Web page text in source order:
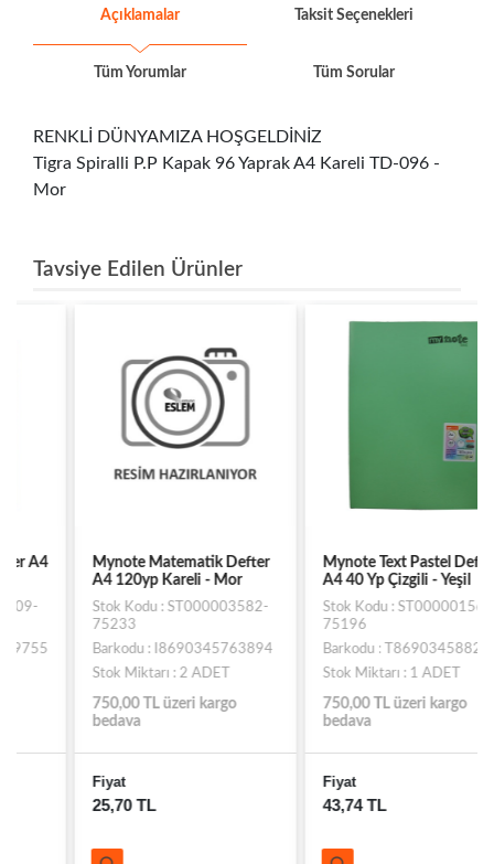
Açıklamalar Taksit Seçenekleri
Tüm Yorumlar Tüm Sorular
RENKLİ DÜNYAMIZA HOŞGELDİNİZ
Tigra Spiralli P.P Kapak 96 Yaprak A4 Kareli TD-096 -
Mor
Tavsiye Edilen Ürünler
Mynote Matematik Defter
A4 120yp Kareli - Mor
Stok Kodu : ST000003582-
Barkodu : I8690345763894
Stok Miktarı : 2 ADET
750,00 TL üzeri kargo
25,70 TL
Mynote Text Pastel Defter
A4 40 Yp Çizgili - Yeşil
Stok Kodu : ST000001562-
Barkodu : T8690345882175
Stok Miktarı : 1 ADET
750,00 TL üzeri kargo
43,74 TL